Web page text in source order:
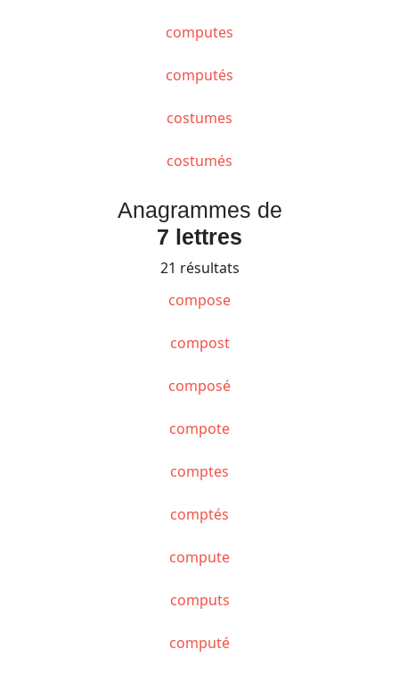
computes
computés
costumes
costumés
Anagrammes de
7 lettres
21 résultats
compose
compost
composé
compote
comptes
comptés
compute
computs
computé